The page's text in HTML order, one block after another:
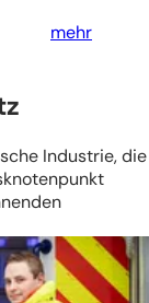
mehr
Industrie, die